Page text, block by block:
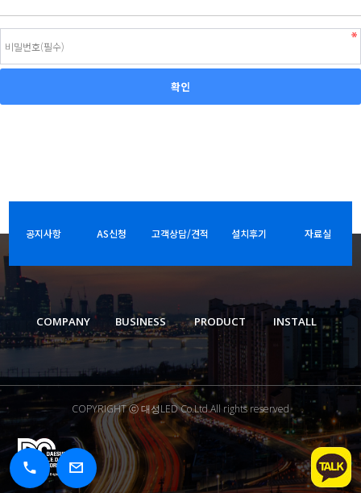
공지사항 AS신청 고객상담/견적 설치후기 자료실
COMPANY BUSINESS PRODUCT INSTALL
COPYRIGHT ⓒ 대성LED Co.Ltd.All rights reserved